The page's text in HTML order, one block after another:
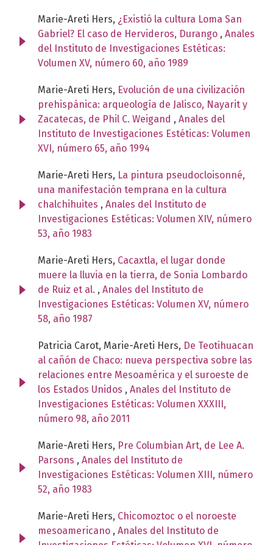
Marie-Areti Hers, ¿Existió la cultura Loma San
Gabriel? El caso de Hervideros, Durango , Anales
del Instituto de Investigaciones Estéticas:
Volumen XV, número 60, año 1989
Marie-Areti Hers, Evolución de una civilización
prehispánica: arqueología de Jalisco, Nayarit y
Zacatecas, de Phil C. Weigand , Anales del
Instituto de Investigaciones Estéticas: Volumen
XVI, número 65, año 1994
Marie-Areti Hers, La pintura pseudocloisonné,
una manifestación temprana en la cultura
chalchihuites , Anales del Instituto de
Investigaciones Estéticas: Volumen XIV, número
53, año 1983
Marie-Areti Hers, Cacaxtla, el lugar donde
muere la lluvia en la tierra, de Sonia Lombardo
de Ruiz et al. , Anales del Instituto de
Investigaciones Estéticas: Volumen XV, número
58, año 1987
Patricia Carot, Marie-Areti Hers, De Teotihuacan
al cañón de Chaco: nueva perspectiva sobre las
relaciones entre Mesoamérica y el suroeste de
los Estados Unidos , Anales del Instituto de
Investigaciones Estéticas: Volumen XXXIII,
número 98, año 2011
Marie-Areti Hers, Pre Columbian Art, de Lee A.
Parsons , Anales del Instituto de
Investigaciones Estéticas: Volumen XIII, número
52, año 1983
Marie-Areti Hers, Chicomoztoc o el noroeste
mesoamericano , Anales del Instituto de